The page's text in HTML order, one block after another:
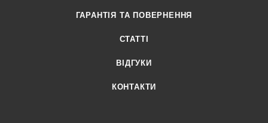
ГАРАНТІЯ ТА ПОВЕРНЕННЯ
СТАТТІ
ВІДГУКИ
КОНТАКТИ